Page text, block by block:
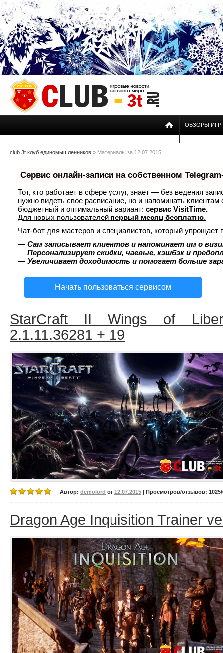
ОБЗОРЫ ИГР
club 3t клуб единомышленников » Материалы за 12.07.2015
Сервис онлайн-записи на собственном
Тот, кто работает в сфере услуг, знает — без ведения
нужно видеть свое расписание, но и напоминать
бюджетный и оптимальный вариант: сервис VisitTime.
Для новых пользователей первый месяц бесплатно.
Чат-бот для мастеров и специалистов, который упрощает
— Сам записывает клиентов и напоминает им о
— Персонализирует скидки, чаевые, кэшбэк и
— Увеличивает доходимость и помогает больше
Начать пользоваться сервисом
StarCraft II Wings of
2.1.11.36281 + 19
Автор: demolord от 12.07.2015 | Просмотров/отзывов: 1025/
Dragon Age Inquisition Trainer